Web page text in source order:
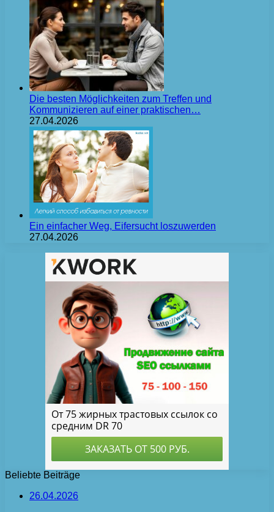
Die besten Möglichkeiten zum Treffen und
Kommunizieren auf einer praktischen…
27.04.2026
Ein einfacher Weg, Eifersucht loszuwerden
27.04.2026
Beliebte Beiträge
26.04.2026